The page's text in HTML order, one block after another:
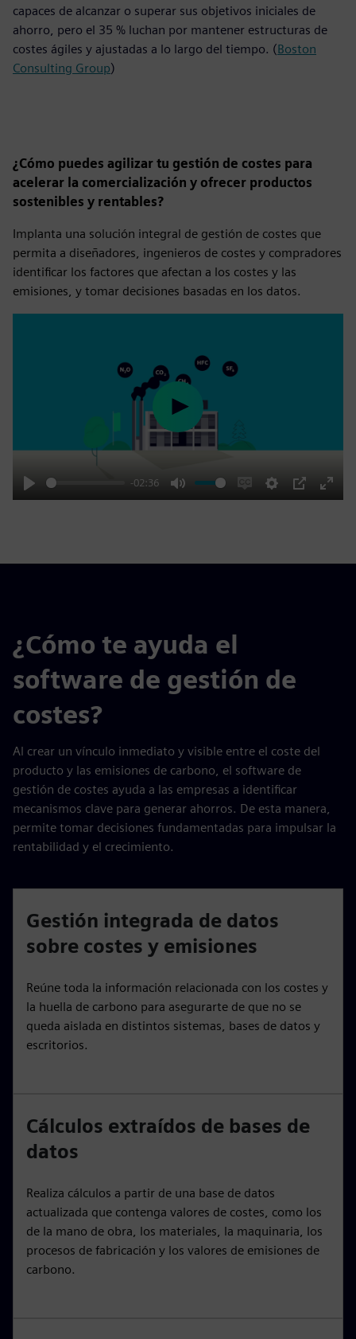
capaces de alcanzar o superar sus objetivos iniciales de
ahorro, pero el 35 % luchan por mantener estructuras de
costes ágiles y ajustadas a lo largo del tiempo. (Boston
Consulting Group)
¿Cómo puedes agilizar tu gestión de costes para
acelerar la comercialización y ofrecer productos
sostenibles y rentables?
Implanta una solución integral de gestión de costes que
permita a diseñadores, ingenieros de costes y compradores
identificar los factores que afectan a los costes y las
emisiones, y tomar decisiones basadas en los datos.
Play
-02:36
Mute
EnableSettings
PIP
Enter
Play
¿Cómo te ayuda el
software de gestión de
costes?
Al crear un vínculo inmediato y visible entre el coste del
producto y las emisiones de carbono, el software de
gestión de costes ayuda a las empresas a identificar
mecanismos clave para generar ahorros. De esta manera,
permite tomar decisiones fundamentadas para impulsar la
rentabilidad y el crecimiento.
Gestión integrada de datos
sobre costes y emisiones
Reúne toda la información relacionada con los costes y
la huella de carbono para asegurarte de que no se
queda aislada en distintos sistemas, bases de datos y
escritorios.
Cálculos extraídos de bases de
datos
Realiza cálculos a partir de una base de datos
actualizada que contenga valores de costes, como los
de la mano de obra, los materiales, la maquinaria, los
procesos de fabricación y los valores de emisiones de
carbono.